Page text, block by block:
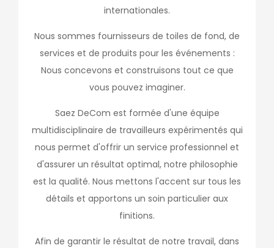
internationales.
Nous sommes fournisseurs de toiles de fond, de
services et de produits pour les événements :
Nous concevons et construisons tout ce que
vous pouvez imaginer.
Saez DeCom est formée d'une équipe
multidisciplinaire de travailleurs expérimentés qui
nous permet d'offrir un service professionnel et
d'assurer un résultat optimal, notre philosophie
est la qualité. Nous mettons l'accent sur tous les
détails et apportons un soin particulier aux
finitions.
Afin de garantir le résultat de notre travail, dans